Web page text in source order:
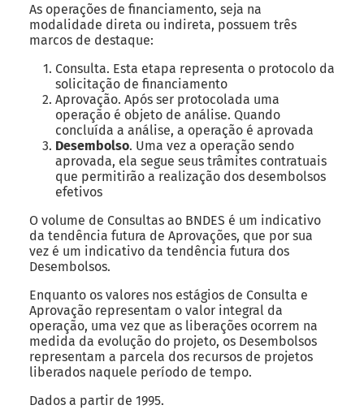
As operações de financiamento, seja na
modalidade direta ou indireta, possuem três
marcos de destaque:
Consulta. Esta etapa representa o protocolo da
solicitação de financiamento
Aprovação. Após ser protocolada uma
operação é objeto de análise. Quando
concluída a análise, a operação é aprovada
Desembolso. Uma vez a operação sendo
aprovada, ela segue seus trâmites contratuais
que permitirão a realização dos desembolsos
efetivos
O volume de Consultas ao BNDES é um indicativo
da tendência futura de Aprovações, que por sua
vez é um indicativo da tendência futura dos
Desembolsos.
Enquanto os valores nos estágios de Consulta e
Aprovação representam o valor integral da
operação, uma vez que as liberações ocorrem na
medida da evolução do projeto, os Desembolsos
representam a parcela dos recursos de projetos
liberados naquele período de tempo.
Dados a partir de 1995.